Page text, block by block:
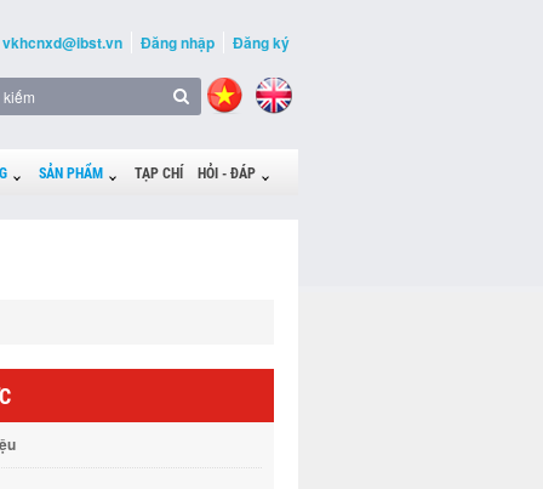
vkhcnxd@ibst.vn Đăng nhập Đăng ký
SẢN PHẨM TẠP CHÍ HỎI - ĐÁP